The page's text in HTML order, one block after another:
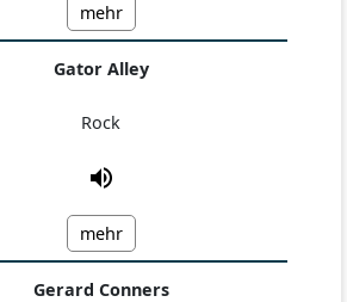
mehr
Gator Alley
Rock
mehr
Gerard Conners